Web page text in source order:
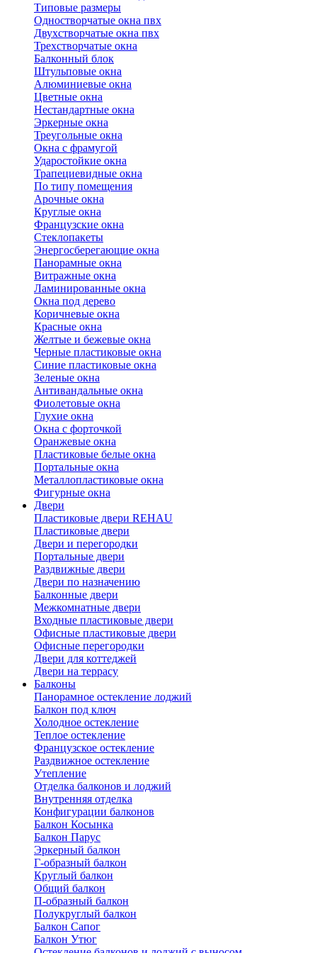
Типовые размеры
Одностворчатые окна пвх
Двухстворчатые окна пвх
Трехстворчатые окна
Балконный блок
Штульповые окна
Алюминиевые окна
Цветные окна
Нестандартные окна
Эркерные окна
Треугольные окна
Окна с фрамугой
Ударостойкие окна
Трапециевидные окна
По типу помещения
Арочные окна
Круглые окна
Французские окна
Стеклопакеты
Энергосберегающие окна
Панорамные окна
Витражные окна
Ламинированные окна
Окна под дерево
Коричневые окна
Красные окна
Желтые и бежевые окна
Черные пластиковые окна
Синие пластиковые окна
Зеленые окна
Антивандальные окна
Фиолетовые окна
Глухие окна
Окна с форточкой
Оранжевые окна
Пластиковые белые окна
Портальные окна
Металлопластиковые окна
Фигурные окна
Двери
Пластиковые двери REHAU
Пластиковые двери
Двери и перегородки
Портальные двери
Раздвижные двери
Двери по назначению
Балконные двери
Межкомнатные двери
Входные пластиковые двери
Офисные пластиковые двери
Офисные перегородки
Двери для коттеджей
Двери на террасу
Балконы
Панорамное остекление лоджий
Балкон под ключ
Холодное остекление
Теплое остекление
Французское остекление
Раздвижное остекление
Утепление
Отделка балконов и лоджий
Внутренняя отделка
Конфигурации балконов
Балкон Косынка
Балкон Парус
Эркерный балкон
Г-образный балкон
Круглый балкон
Общий балкон
П-образный балкон
Полукруглый балкон
Балкон Сапог
Балкон Утюг